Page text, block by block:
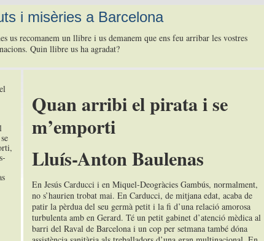
i misèries a Barcelona
us recomanem un llibre i us demanem que ens feu arribar les vostres
Quin llibre us ha agradat?
Quan arribi el pirata i se
m’emporti
Lluís-Anton Baulenas
En Jesús Carducci i en Miquel-Deogràcies Gambús, normalment,
no s’haurien trobat mai. En Carducci, de mitjana edat, acaba de
patir la pèrdua del seu germà petit i la fi d’una relació amorosa
turbulenta amb en Gerard. Té un petit gabinet d’atenció mèdica al
barri del Raval de Barcelona i un cop per setmana també dóna